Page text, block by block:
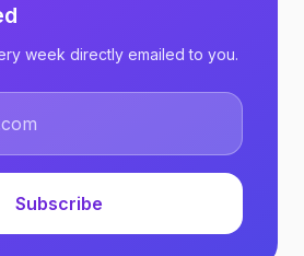
week directly emailed to you.
Subscribe